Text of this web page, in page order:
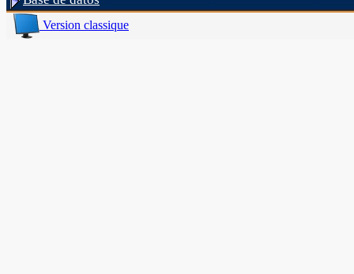
Version classique